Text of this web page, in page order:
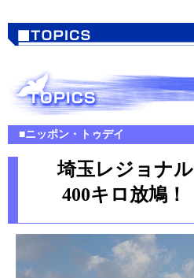
■ニッポン・トゥデイ
埼玉レジョナル
400キロ放鳩！